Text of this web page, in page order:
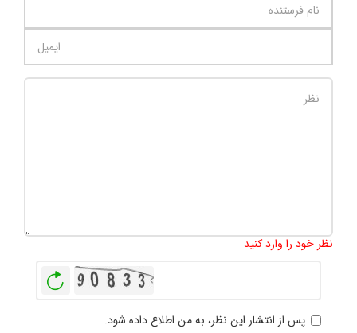
نظر خود را وارد کنید
پس از انتشار این نظر، به من اطلاع داده شود.